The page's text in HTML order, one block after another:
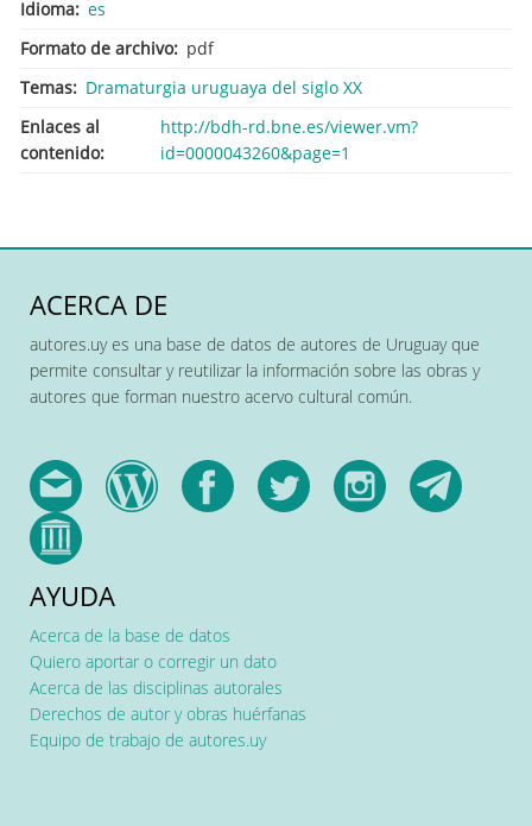
Idioma es
Formato de archivo
pdf
Temas
Dramaturgia uruguaya del siglo XX
Enlaces al
contenido
http://bdh-rd.bne.es/viewer.vm?
id=0000043260&page=1
ACERCA DE
autores.uy es una base de datos de autores de Uruguay que
permite consultar y reutilizar la información sobre las obras y
autores que forman nuestro acervo cultural común.
AYUDA
Acerca de la base de datos
Quiero aportar o corregir un dato
Acerca de las disciplinas autorales
Derechos de autor y obras huérfanas
Equipo de trabajo de autores.uy